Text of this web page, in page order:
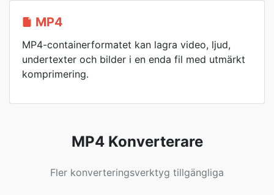
MP4
MP4-containerformatet kan lagra video, ljud,
undertexter och bilder i en enda fil med utmärkt
komprimering.
MP4 Konverterare
Fler konverteringsverktyg tillgängliga